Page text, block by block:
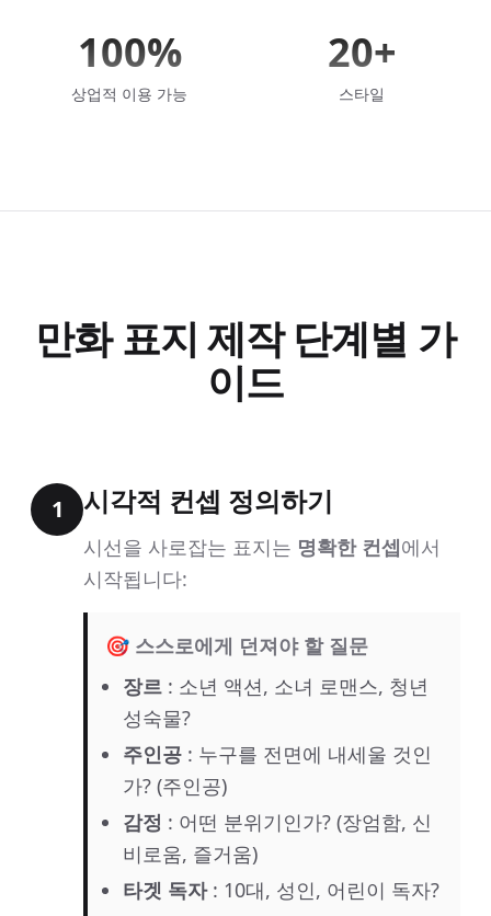
100%
상업적 이용 가능
20+
스타일
만화 표지 제작 단계별 가
이드
1 시각적 컨셉 정의하기
시선을 사로잡는 표지는 명확한 컨셉에서
시작됩니다:
🎯 스스로에게 던져야 할 질문
장르 : 소년 액션, 소녀 로맨스, 청년
성숙물?
주인공 : 누구를 전면에 내세울 것인
가? (주인공)
감정 : 어떤 분위기인가? (장엄함, 신
비로움, 즐거움)
타겟 독자: 10대, 성인, 어린이 독자?